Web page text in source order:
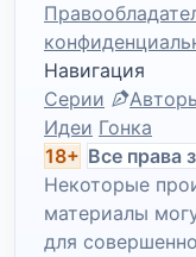
Навигация
Серии
Идеи Гонка
18+ Все права
Некоторые
материалы
для